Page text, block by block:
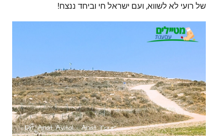
של רועי לא לשווא, ועם ישראל חי וביחד ננצח!